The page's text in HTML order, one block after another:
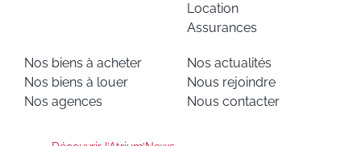
Location
Assurances
Nos biens à acheter
Nos biens à louer
Nos agences
Nos actualités
Nous rejoindre
Nous contacter